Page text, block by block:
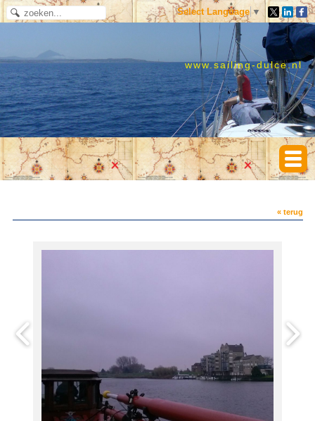
Select Language ▼
www.sailing-dulce.nl
« terug